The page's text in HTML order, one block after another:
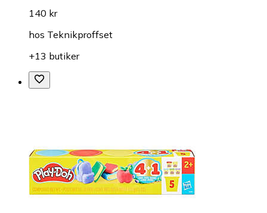
140 kr
hos Teknikproffset
+13 butiker